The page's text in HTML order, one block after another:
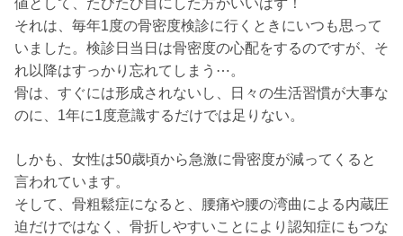
値として、たびたび目にした方がいいはず！
それは、毎年1度の骨密度検診に行くときにいつも思って
いました。検診日当日は骨密度の心配をするのですが、そ
れ以降はすっかり忘れてしまう⋯。
骨は、すぐには形成されないし、日々の生活習慣が大事な
のに、1年に1度意識するだけでは足りない。
しかも、女性は50歳頃から急激に骨密度が減ってくると
言われています。
そして、骨粗鬆症になると、腰痛や腰の湾曲による内蔵圧
迫だけではなく、骨折しやすいことにより認知症にもつな